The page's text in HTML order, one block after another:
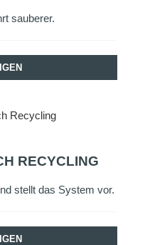
sauberer.
Recycling
RECYCLING
stellt das System vor.